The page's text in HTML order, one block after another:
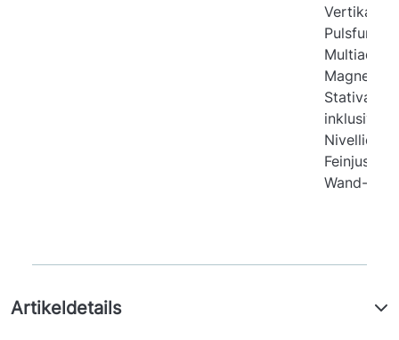
Magnet-
inklusive
Wand-/
Artikeldetails